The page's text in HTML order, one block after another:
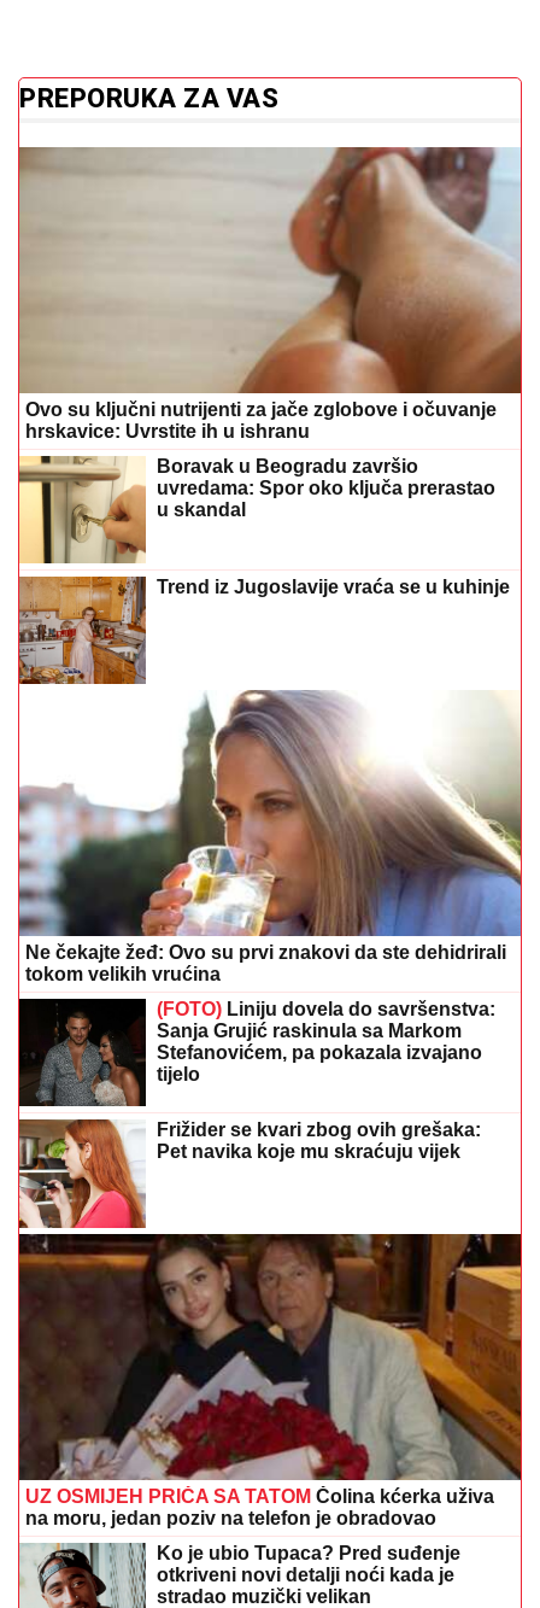
PREPORUKA ZA VAS
Ovo su ključni nutrijenti za jače zglobove i očuvanje
hrskavice: Uvrstite ih u ishranu
Boravak u Beogradu završio
uvredama: Spor oko ključa prerastao
u skandal
Trend iz Jugoslavije vraća se u kuhinje
Ne čekajte žeđ: Ovo su prvi znakovi da ste dehidrirali
tokom velikih vrućina
(FOTO) Liniju dovela do savršenstva:
Sanja Grujić raskinula sa Markom
Stefanovićem, pa pokazala izvajano
tijelo
Frižider se kvari zbog ovih grešaka:
Pet navika koje mu skraćuju vijek
UZ OSMIJEH PRIČA SA TATOM Čolina kćerka uživa
na moru, jedan poziv na telefon je obradovao
Ko je ubio Tupaca? Pred suđenje
otkriveni novi detalji noći kada je
stradao muzički velikan